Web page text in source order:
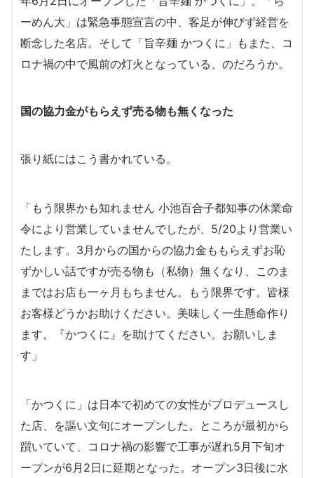
ーめん大」は緊急事態宣言の中、客足が伸びず経営を
断念した名店。そして「旨辛麺 かつくに」もまた、コ
ロナ禍の中で風前の灯火となっている、のだろうか。
国の協力金がもらえず売る物も無くなった
張り紙にはこう書かれている。
「もう限界かも知れません 小池百合子都知事の休業命
令により営業していませんでしたが、5/20より営業い
たします。3月からの国からの協力金ももらえずお恥
ずかしい話ですが売る物も（私物）無くなり、このま
まではお店も一ヶ月もちません。もう限界です。皆様
お客様どうかお助けください。美味しく一生懸命作り
ます。『かつくに』を助けてください。お願いしま
す」
「かつくに」は日本で初めての女性がプロデュースし
た店、を謳い文句にオープンした。ところが最初から
躓いていて、コロナ禍の影響で工事が遅れ5月下旬オ
ープンが6月2日に延期となった。オープン3日後に水